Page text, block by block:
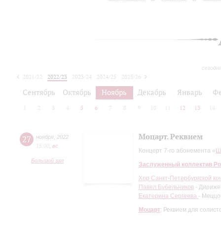
2021/22 2022/23 2023/24 2024/25
2025/26
Сентябрь Октябрь Ноябрь Декабрь Январь
2 3 4 5 6 7 8 9 10 12 13 14
27 ноября 2022
15:00 вc
Большой зал
Моцарт. Реквием
Концерт 7-го абонемента «
Заслуженный коллектив
Хор Санкт-Петербургской
Павел Бубельников -
Екатерина Сергеева -
Моцарт: Реквием для